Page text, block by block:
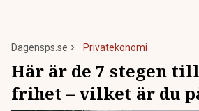
Dagensps.se Privatekonomi
Här är de 7 stegen
frihet – vilket är du